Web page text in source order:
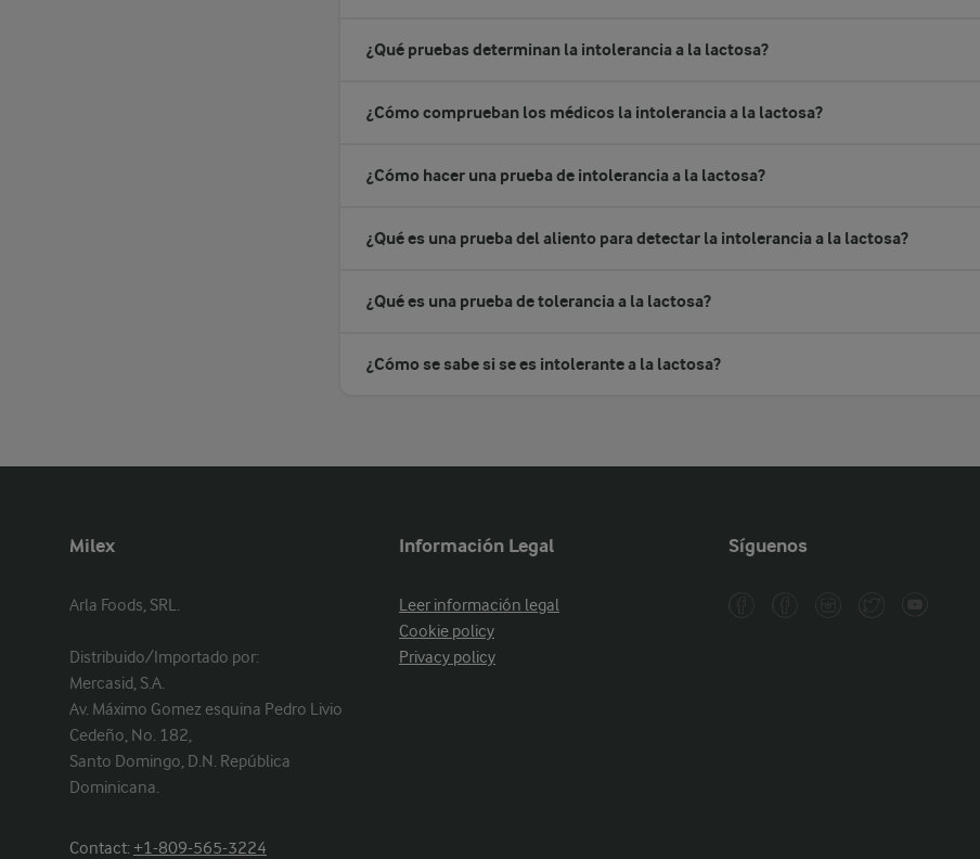
¿Qué pruebas determinan la intolerancia a la lactosa?
¿Cómo comprueban los médicos la intolerancia a la lactosa?
¿Cómo hacer una prueba de intolerancia a la lactosa?
¿Qué es una prueba del aliento para detectar la intolerancia a la lactosa?
¿Qué es una prueba de tolerancia a la lactosa?
¿Cómo se sabe si se es intolerante a la lactosa?
Milex
Arla Foods, SRL.
Distribuido/Importado por:
Mercasid, S.A.
Av. Máximo Gomez esquina Pedro Livio
Cedeño, No. 182,
Santo Domingo, D.N. República
Dominicana.
Contact:+1-809-565-3224
Información Legal
Leer información legal
Cookie policy
Privacy policy
Síguenos